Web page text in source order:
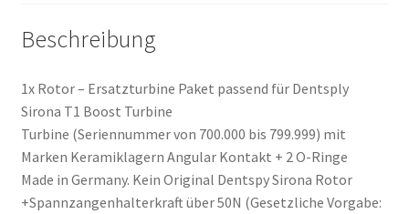
Germany
Menge
Beschreibung
1x Rotor – Ersatzturbine Paket passend für Dentsply
Sirona T1 Boost Turbine
Turbine (Seriennummer von 700.000 bis 799.999) mit
Marken Keramiklagern Angular Kontakt + 2 O-Ringe
Made in Germany. Kein Original Dentspy Sirona Rotor
+Spannzangenhalterkraft über 50N (Gesetzliche Vorgabe: